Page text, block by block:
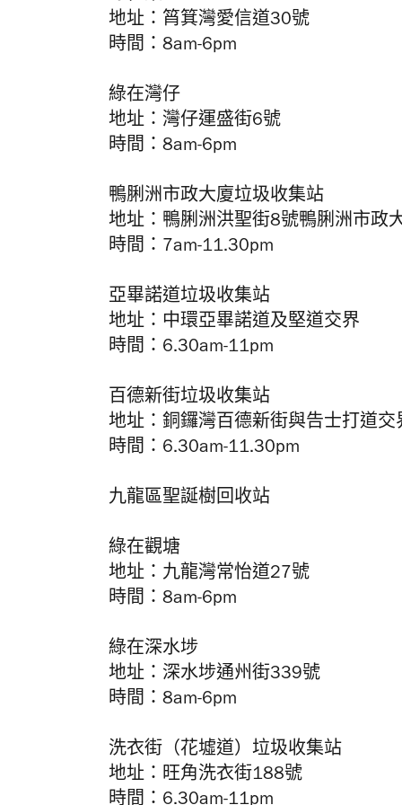
地址：筲箕灣愛信道30號
時間：8am-6pm
綠在灣仔
地址：灣仔運盛街6號
時間：8am-6pm
鴨脷洲市政大廈垃圾收集站
地址：鴨脷洲洪聖街8號鴨脷洲市政
時間：7am-11.30pm
亞畢諾道垃圾收集站
地址：中環亞畢諾道及堅道交界
時間：6.30am-11pm
百德新街垃圾收集站
地址： 銅鑼灣百德新街與告士打道交
時間：6.30am-11.30pm
九龍區聖誕樹回收站
綠在觀塘
地址：九龍灣常怡道27號
時間：8am-6pm
綠在深水埗
地址：深水埗通州街339號
時間：8am-6pm
洗衣街（花墟道）垃圾收集站
地址：旺角洗衣街188號
時間：6.30am-11pm